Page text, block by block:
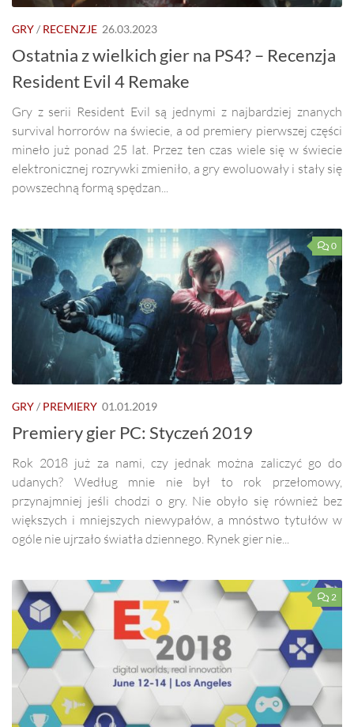
GRY/ RECENZJE 26.03.2023
Ostatnia z wielkich gier na PS4? – Recenzja
Resident Evil 4 Remake
Gry z serii Resident Evil są jednymi z najbardziej znanych
survival horrorów na świecie, a od premiery pierwszej części
mineło już ponad 25 lat. Przez ten czas wiele się w świecie
elektronicznej rozrywki zmieniło, a gry ewoluowały i stały się
powszechną formą spędzan...
0
GRY/ PREMIERY 01.01.2019
Premiery gier PC: Styczeń 2019
Rok 2018 już za nami, czy jednak można zaliczyć go do
udanych? Według mnie nie był to rok przełomowy,
przynajmniej jeśli chodzi o gry. Nie obyło się również bez
większych i mniejszych niewypałów, a mnóstwo tytułów w
ogóle nie ujrzało światła dziennego. Rynek gier nie...
2